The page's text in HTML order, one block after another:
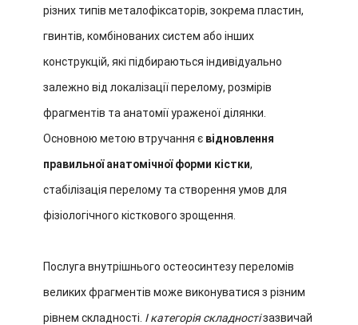
різних типів металофіксаторів, зокрема пластин,
гвинтів, комбінованих систем або інших
конструкцій, які підбираються індивідуально
залежно від локалізації перелому, розмірів
фрагментів та анатомії ураженої ділянки.
Основною метою втручання є відновлення
правильної анатомічної форми кістки,
стабілізація перелому та створення умов для
фізіологічного кісткового зрощення.
Послуга внутрішнього остеосинтезу переломів
великих фрагментів може виконуватися з різним
рівнем складності. І категорія складностізазвичай